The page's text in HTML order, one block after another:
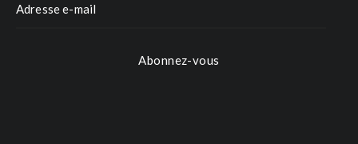
Abonnez-vous